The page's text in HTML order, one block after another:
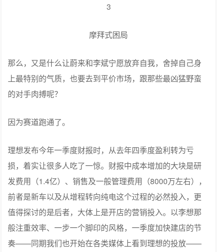
3
摩拜式困局
那么，又是什么让蔚来和李斌宁愿放弃自我，舍掉自己身
上最特别的气质，也要去到平价市场，跟那些最凶猛野蛮
的对手肉搏呢？
因为赛道跑通了。
理想发布今年一季度财报时，从去年四季度盈利转为亏
损，着实让很多人吃了一惊。财报中成本增加的大块是研
发费用（1.4亿）、销售及一般管理费用（8000万左右），
前者是新车以及从增程转向纯电这个过程的必然投入，更
值得探讨的是后者，大体上是开店的营销投入。以李想那
般注重效率、一步一个脚印的风格，一季度加快建店的节
奏——同期我们也开始在各类媒体上看到理想的投放——